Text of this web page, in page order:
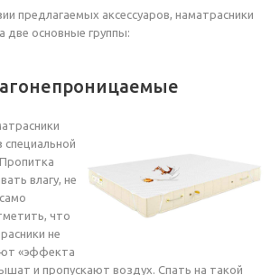
предлагаемых аксессуаров, наматрасники
две основные группы:
специальной
влагу, не
что
не
«эффекта
и пропускают воздух. Спать на такой